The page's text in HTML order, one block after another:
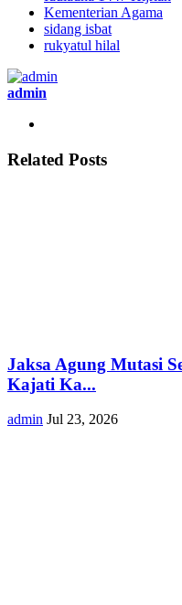
Kementerian Agama
sidang isbat
rukyatul hilal
admin
Related Posts
Jaksa Agung Mutasi
Kajati Ka...
admin Jul 23, 2026